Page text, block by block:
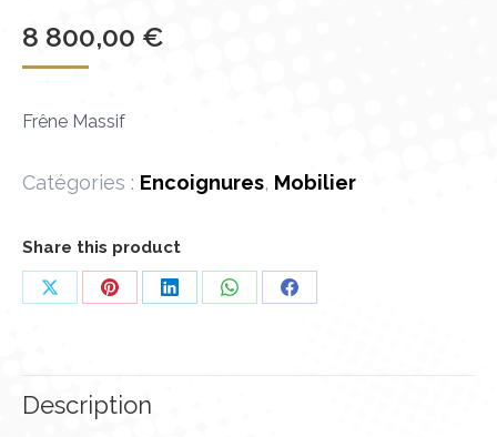
8 800,00 €
Frêne Massif
Catégories : Encoignures, Mobilier
Share this product
PartagerPartagerPartagerPartagerPartager
Description